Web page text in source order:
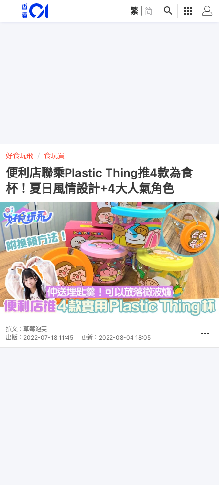
繁 简
好食玩飛 食玩買
便利店聯乘Plastic Thing推4款為食
杯！夏日風情設計+4大人氣角色
撰文： 草莓泡芙
出版： 2022-07-18 11:45 更新： 2022-08-04 18:05